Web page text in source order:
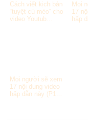
Cách viết kịch bản
“tuyệt cú mèo” cho
video Youtub...
Mọi
17
hấp
Mọi người sẽ xem
17 nội dung video
hấp dẫn này (P1...